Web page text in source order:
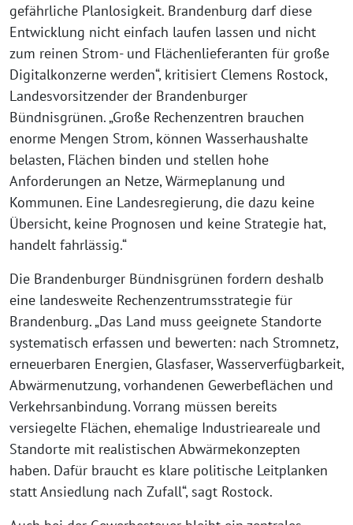
gefährliche Planlosigkeit. Brandenburg darf diese
Entwicklung nicht einfach laufen lassen und nicht
zum reinen Strom- und Flächenlieferanten für große
Digitalkonzerne werden“, kritisiert Clemens Rostock,
Landesvorsitzender der Brandenburger
Bündnisgrünen. „Große Rechenzentren brauchen
enorme Mengen Strom, können Wasserhaushalte
belasten, Flächen binden und stellen hohe
Anforderungen an Netze, Wärmeplanung und
Kommunen. Eine Landesregierung, die dazu keine
Übersicht, keine Prognosen und keine Strategie hat,
handelt fahrlässig.“
Die Brandenburger Bündnisgrünen fordern deshalb
eine landesweite Rechenzentrumsstrategie für
Brandenburg. „Das Land muss geeignete Standorte
systematisch erfassen und bewerten: nach Stromnetz,
erneuerbaren Energien, Glasfaser, Wasserverfügbarkeit,
Abwärmenutzung, vorhandenen Gewerbeflächen und
Verkehrsanbindung. Vorrang müssen bereits
versiegelte Flächen, ehemalige Industrieareale und
Standorte mit realistischen Abwärmekonzepten
haben. Dafür braucht es klare politische Leitplanken
statt Ansiedlung nach Zufall“, sagt Rostock.